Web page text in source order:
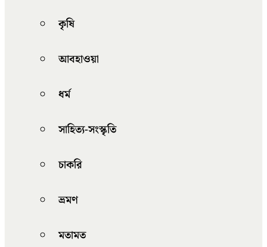
কৃষি
আবহাওয়া
ধর্ম
সাহিত্য-সংস্কৃতি
চাকরি
ভ্রমণ
মতামত